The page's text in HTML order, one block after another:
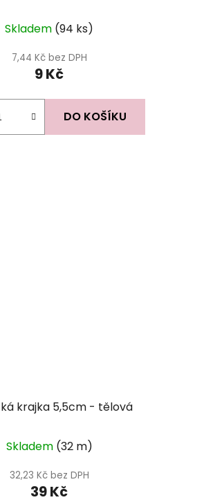
Skladem (94 ks)
7,44 Kč bez DPH
9 Kč
DO KOŠÍKU
krajka 5,5cm - tělová
Skladem (32 m)
32,23 Kč bez DPH
39 Kč